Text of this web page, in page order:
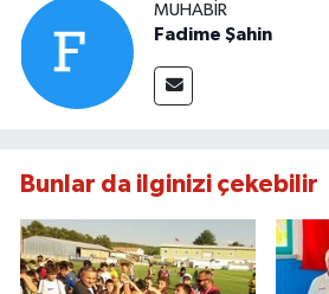
MUHABIR
Fadime Şahin
Bunlar da ilginizi çekebilir